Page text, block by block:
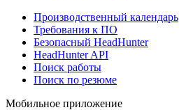
Производственный календарь
Требования к ПО
Безопасный HeadHunter
HeadHunter API
Поиск работы
Поиск по резюме
Мобильное приложение